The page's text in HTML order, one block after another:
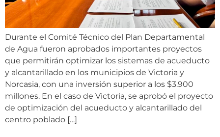
Durante el Comité Técnico del Plan Departamental
de Agua fueron aprobados importantes proyectos
que permitirán optimizar los sistemas de acueducto
y alcantarillado en los municipios de Victoria y
Norcasia, con una inversión superior a los $3.900
millones. En el caso de Victoria, se aprobó el proyecto
de optimización del acueducto y alcantarillado del
centro poblado […]